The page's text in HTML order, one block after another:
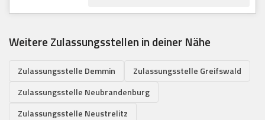
Weitere Zulassungsstellen in deiner Nähe
Zulassungsstelle Demmin
Zulassungsstelle Greifswald
Zulassungsstelle Neubrandenburg
Zulassungsstelle Neustrelitz